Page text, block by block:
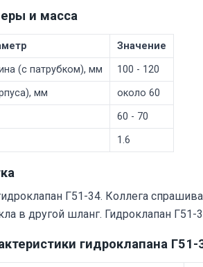
и масса
Значение
(с патрубком), мм
100 - 120
мм
около 60
60 - 70
1.6
Г51-34. Коллега
в другой шланг. Гидроклапан
гидроклапана Г51-